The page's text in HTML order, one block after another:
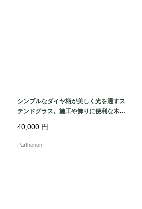
シンプルなダイヤ柄が美しく光を通すス
テンドグラス。施工や飾りに便利な木製
40,000 円
Parthenon